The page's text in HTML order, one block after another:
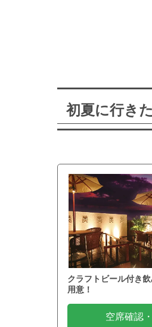
初夏に行き
クラフトビール付き
用意！
空席確認